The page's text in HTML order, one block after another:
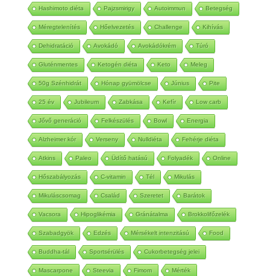
Hashimoto diéta Pajzsmirigy Autoimmun Betegség
Méregtelenítés Hőelvezetés Challenge Kihívás
Dehidratáció Avokádó Avokádókrém Túró
Gluténmentes Ketogén diéta Keto Meleg
50g Szénhidrát Hónap gyümölcse Június Pite
25 év Jubileum Zabkása Kefír Low carb
Jővő generáció Felkészülés Bowl Energia
Alzheimer kór Verseny Nulldiéta Fehérje diéta
Atkins Paleo Üdítő hatású Folyadék Online
Hőszabályozás C-vitamin Tél Mikulás
Mikuláscsomag Család Szeretet Barátok
Vacsora Hipoglikémia Gránátalma Brokkolifőzelék
Szabadgyök Edzés Mérsékelt intenzitású Food
Buddha-tál Sportsérülés Cukorbetegség jelei
Mascarpone Steevia Fimom Mérték